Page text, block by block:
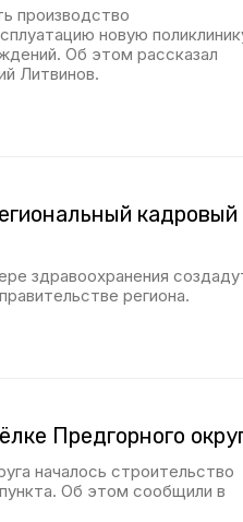
производство
новую
Об этом рассказал
Литвинов.
кадровый
здравоохранения
региона.
Предгорного
началось строительство
Об этом сообщили в